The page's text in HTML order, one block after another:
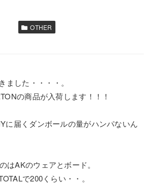
OTHER
ました・・・・。
の商品が入荷します！！！
に届くダンボールの量がハンパないん
はAKのウェアとボード。
で200くらい・・。